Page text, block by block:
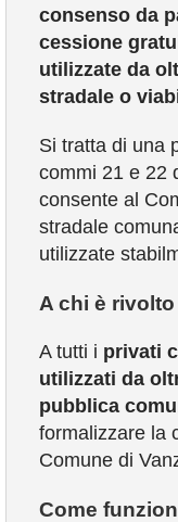
consenso da
cessione
utilizzate da
stradale o
Si tratta di una
commi 21 e 22
consente al
stradale
utilizzate
A chi è rivolto
A tutti i privati
utilizzati da
pubblica
formalizzare la
Comune di
Come